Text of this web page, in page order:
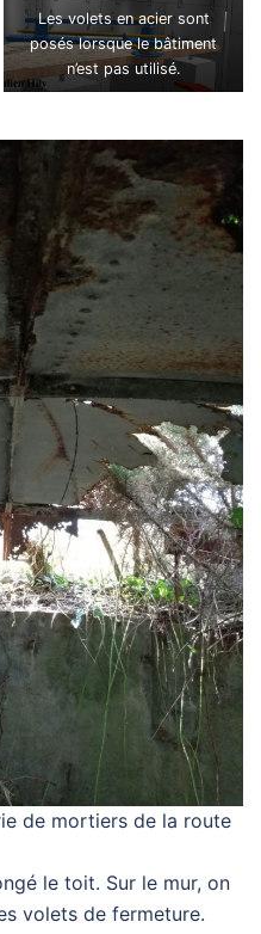
Les volets en acier sont
posés lorsque le bâtiment
n’est pas utilisé.
de mortiers de la route
le toit. Sur le mur, on
volets de fermeture.